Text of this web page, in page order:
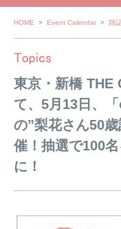
Skip
HOME > Event Calendar > 雑
東京・新橋 THE
て、5月13日、
の”梨花さん50
催！抽選で100
に！